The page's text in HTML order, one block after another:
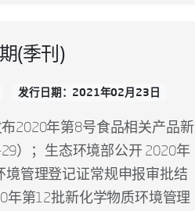
(季刊)
发行日期：2021年02月23日
2020年第8号食品相关产品新
）；生态环境部公开 2020年
境管理登记证常规申报审批结
年第12批新化学物质环境管理